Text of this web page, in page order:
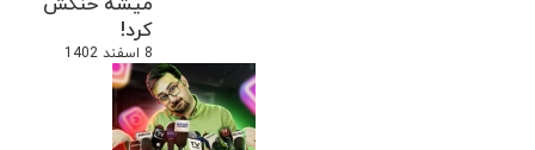
کرد!
8 اسفند 1402